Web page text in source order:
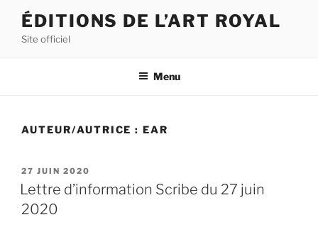
contenu
ÉDITIONS DE L’ART ROYAL
Site officiel
Menu
AUTEUR/AUTRICE :EAR
PUBLIÉ
LE
27 JUIN 2020
Lettre d’information Scribe du 27 juin
2020